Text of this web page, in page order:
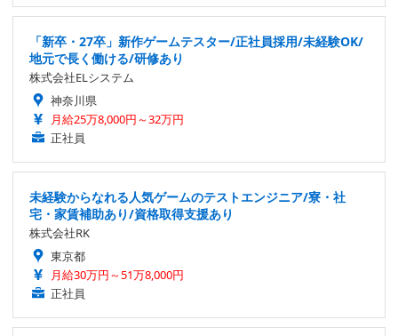
「新卒・27卒」新作ゲームテスター/正社員採用/未経験OK/
地元で長く働ける/研修あり
株式会社ELシステム
神奈川県
月給25万8,000円～32万円
正社員
未経験からなれる人気ゲームのテストエンジニア/寮・社
宅・家賃補助あり/資格取得支援あり
株式会社RK
東京都
月給30万円～51万8,000円
正社員